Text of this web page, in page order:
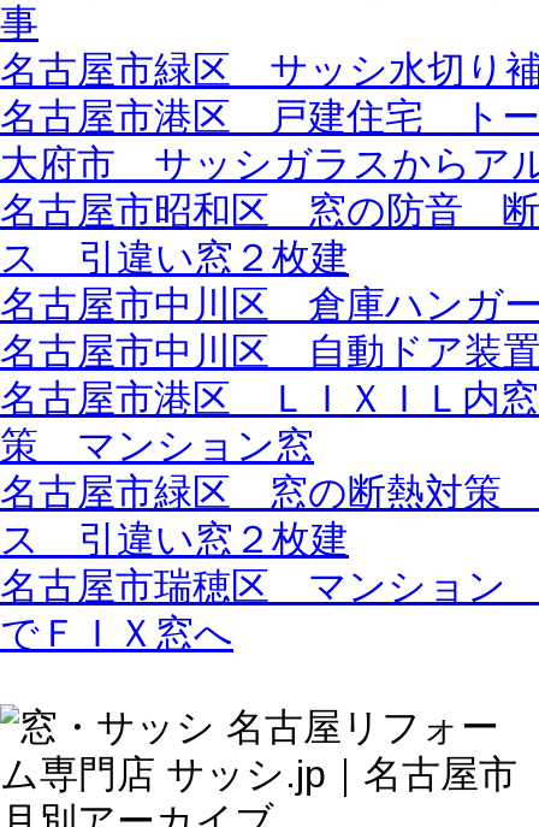
事
名古屋市緑区 サッシ水切り
名古屋市港区 戸建住宅 ト
大府市 サッシガラスからア
名古屋市昭和区 窓の防音
ス 引違い窓２枚建
名古屋市中川区 倉庫ハンガ
名古屋市中川区 自動ドア装
名古屋市港区 ＬＩＸＩＬ内
策 マンション窓
名古屋市緑区 窓の断熱対策
ス 引違い窓２枚建
名古屋市瑞穂区 マンション
でＦＩＸ窓へ